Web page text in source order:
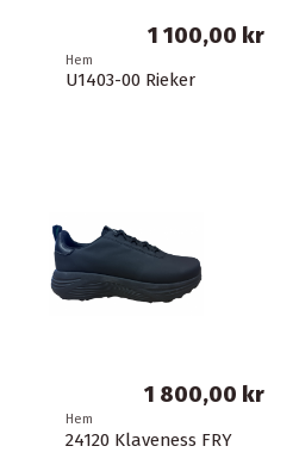
Hem
U1403-00 Rieker
1 100,00 kr
Hem
24120 Klaveness FRY
1 800,00 kr